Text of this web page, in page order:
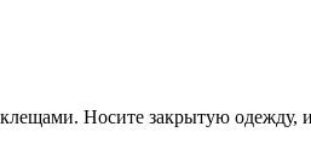
Носите закрытую одежду,